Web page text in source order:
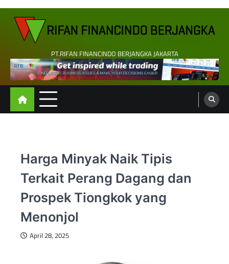
Skip
content
PT.RIFAN FINANCINDO BERJANGKA JAKARTA
Harga Minyak Naik Tipis
Terkait Perang Dagang dan
Prospek Tiongkok yang
Menonjol
April 28, 2025